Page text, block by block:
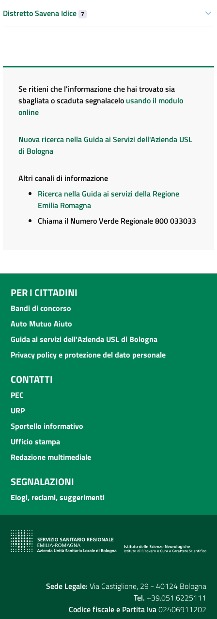
Distretto Savena Idice 7
Se ritieni che l'informazione che hai trovato sia
sbagliata o scaduta segnalacelo usando il modulo
online
Nuova ricerca nella Guida ai Servizi dell'Azienda USL
di Bologna
Altri canali di informazione
Ricerca nella Guida ai servizi della Regione
Emilia Romagna
Chiama il Numero Verde Regionale 800 033033
PER I CITTADINI
Bandi di concorso
Auto Mutuo Aiuto
Guida ai servizi dell'Azienda USL di Bologna
Privacy policy e protezione del dato personale
CONTATTI
PEC
URP
Sportello informativo
Ufficio stampa
Redazione multimediale
SEGNALAZIONI
Elogi, reclami, suggerimenti
Sede Legale: Via Castiglione, 29 - 40124 Bologna
Tel. +39.051.6225111
Codice fiscale e Partita Iva02406911202